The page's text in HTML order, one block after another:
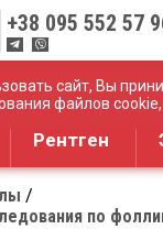
сайт, Вы
файлов cookie,
+38 095 552 57
Рентген
по